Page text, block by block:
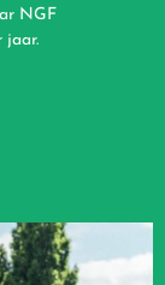
NGF
jaar.